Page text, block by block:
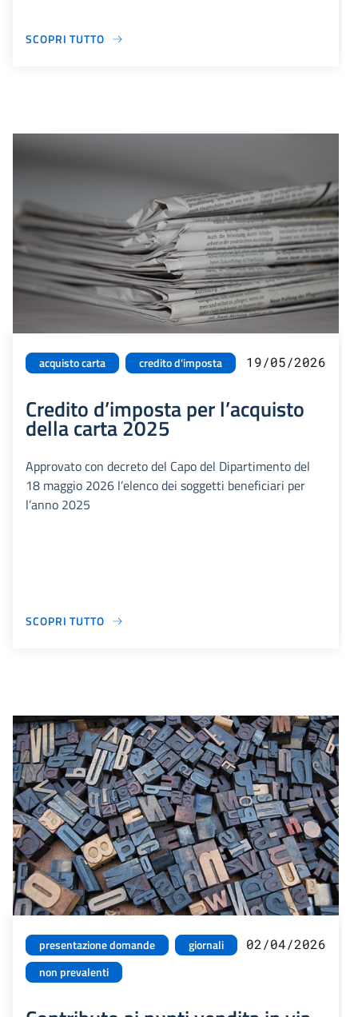
SCOPRI TUTTO
acquisto carta credito d'imposta 19/05/2026
Credito d’imposta per l’acquisto
della carta 2025
Approvato con decreto del Capo del Dipartimento del
18 maggio 2026 l’elenco dei soggetti beneficiari per
l’anno 2025
SCOPRI TUTTO
presentazione domande
giornali
non prevalenti
02/04/2026